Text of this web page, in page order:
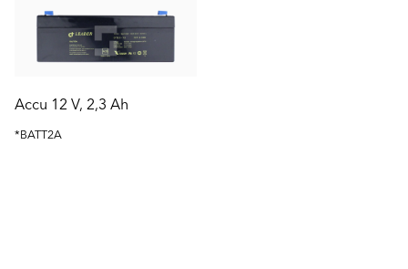
Accu 12 V, 2,3 Ah
*BATT2A